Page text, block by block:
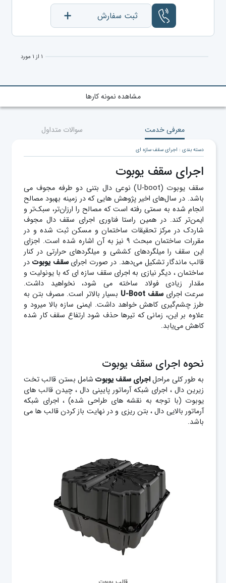
ثبت سفارش
۱ از ۱ مورد
مشاهده نمونه کارها
معرفی خدمت سوالات متداول
دسته بندی : اجرای سقف سازه ای
اجرای سقف یوبوت
سقف یوبوت (U-boot) نوعی دال بتنی دو طرفه مجوف می
باشد. در سال‌های اخیر پژوهش‌ هایی که در زمینه بهبود مصالح
انجام شده به سمتی رفته است که مصالح را ارزان‌تر، سبک‌تر و
ایمن‌تر کند. در همین راستا فناوری اجرای سقف دال مجوف
شاردک در مرکز تحقیقات ساختمان و مسکن ثبت شده و در
مقررات ساختمان مبحث ۹ نیز به آن اشاره شده است. اجزای
این سقف را میلگردهای کششی و میلگردهای حرارتی در کنار
قالب ماندگار تشکیل می‌دهد. در صورت اجرای سقف یوبوت در
ساختمان ، دیگر نیازی به اجرای سقف سازه ای که با یونولیت و
مقدار زیادی فولاد ساخته می شود، نخواهید داشت.
سرعت اجرای سقف U-Boot
بسیار بالاتر است. مصرف بتن به
طرز چشم‌گیری کاهش خواهد داشت. ایمنی سازه بالا می‎رود و
علاوه بر این، زمانی که تیرها حذف شود ارتفاع سقف کار شده
کاهش می‎‌یابد.
نحوه اجرای سقف یوبوت
به طور کلی مراحلاجرای سقف یوبوت شامل بستن قالب تخت
زیرین دال ، اجرای شبکه آرماتور پایینی دال ، چیدن قالب های
یوبوت (با توجه به نقشه های طراحی شده) ، اجرای شبکه
آرماتور بالایی دال ، بتن ریزی و در نهایت باز کردن قالب ها می
باشد.